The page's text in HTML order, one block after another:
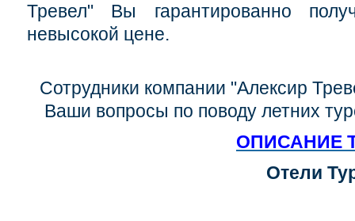
Тревел" Вы гарантированно
невысокой цене.
Сотрудники компании "Алексир
Ваши вопросы по поводу летних
ОПИСАНИЕ
Отели